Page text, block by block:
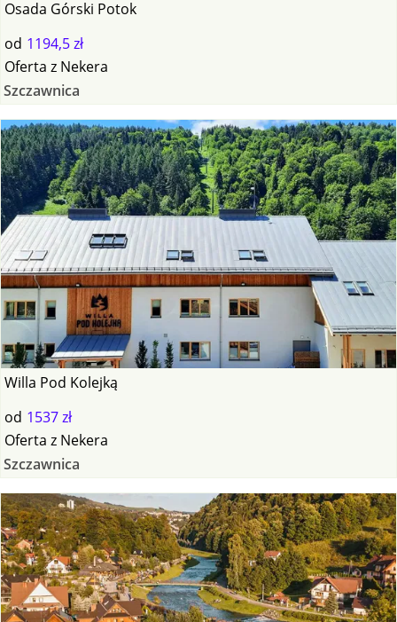
Osada Górski Potok
od 1194,5 zł
Oferta z Nekera
Szczawnica
Willa Pod Kolejką
od 1537 zł
Oferta z Nekera
Szczawnica